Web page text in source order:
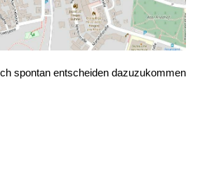
spontan entscheiden dazuzukommen